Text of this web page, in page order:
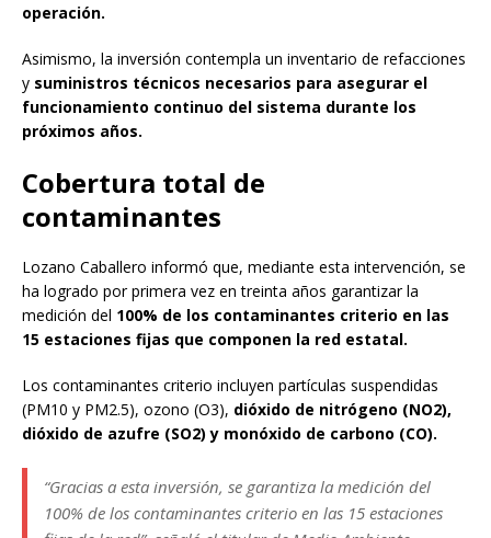
operación.
Asimismo, la inversión contempla un inventario de refacciones
y suministros técnicos necesarios para asegurar el
funcionamiento continuo del sistema durante los
próximos años.
Cobertura total de
contaminantes
Lozano Caballero informó que, mediante esta intervención, se
ha logrado por primera vez en treinta años garantizar la
medición del 100% de los contaminantes criterio en las
15 estaciones fijas que componen la red estatal.
Los contaminantes criterio incluyen partículas suspendidas
(PM10 y PM2.5), ozono (O3), dióxido de nitrógeno (NO2),
dióxido de azufre (SO2) y monóxido de carbono (CO).
“Gracias a esta inversión, se garantiza la medición del
100% de los contaminantes criterio en las 15 estaciones